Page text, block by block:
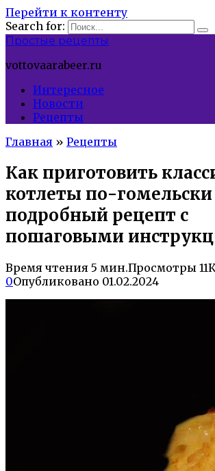
Перейти к контенту
Search for:
Простые рецепты
vottovaarabeer.ru
Интересное
Новости
Рецепты
Главная » Рецепты
Как приготовить
котлеты по-
подробный рецепт с
пошаговыми
Время чтения 5 мин.Просмотры 11
0Опубликовано 01.02.2024